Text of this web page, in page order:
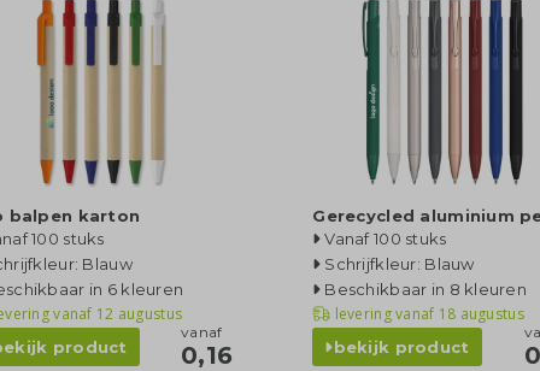
balpen karton
100 stuks
Blauw
in 6 kleuren
vanaf 12 augustus
product
vanaf
0,16
Gerecycled aluminium
Vanaf 100 stuks
Schrijfkleur: Blauw
Beschikbaar in 8 kleuren
levering vanaf 18 augustus
bekijk product